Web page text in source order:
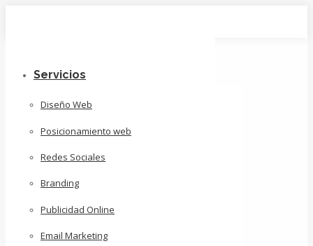
Servicios
Diseño Web
Posicionamiento web
Redes Sociales
Branding
Publicidad Online
Email Marketing